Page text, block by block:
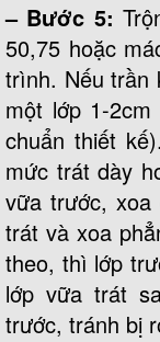
– Bước 5:
50,75 hoặc
trình. Nếu trần
một lớp 1-
chuẩn thiết
mức trát dày
vữa trước,
trát và xoa
theo, thì lớp
lớp vữa trát
trước, tránh bị